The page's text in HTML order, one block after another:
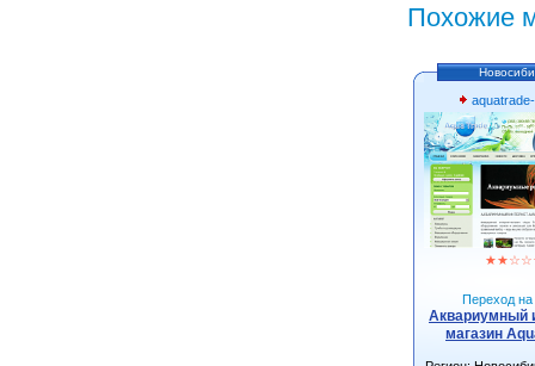
Похожие
★★☆☆
Переход на
Аквариумный
магазин